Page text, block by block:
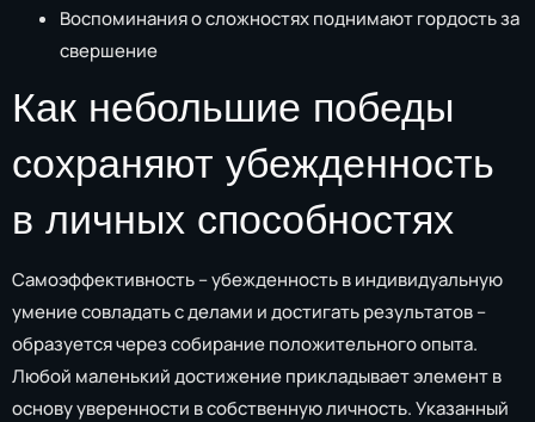
Воспоминания о сложностях поднимают гордость за
свершение
Как небольшие победы
сохраняют убежденность
в личных способностях
Самоэффективность – убежденность в индивидуальную
умение совладать с делами и достигать результатов –
образуется через собирание положительного опыта.
Любой маленький достижение прикладывает элемент в
основу уверенности в собственную личность. Указанный